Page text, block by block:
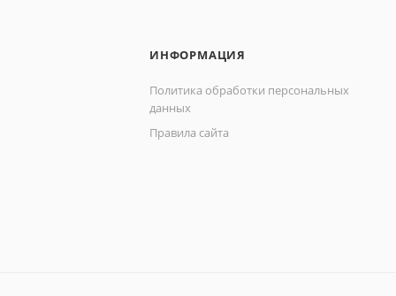
ИНФОРМАЦИЯ
Политика обработки персональных
данных
Правила сайта